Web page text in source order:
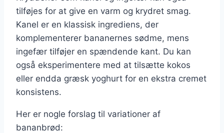
tilføjes for at give en varm og krydret smag.
Kanel er en klassisk ingrediens, der
komplementerer bananernes sødme, mens
ingefær tilføjer en spændende kant. Du kan
også eksperimentere med at tilsætte kokos
eller endda græsk yoghurt for en ekstra cremet
konsistens.
Her er nogle forslag til variationer af
bananbrød: